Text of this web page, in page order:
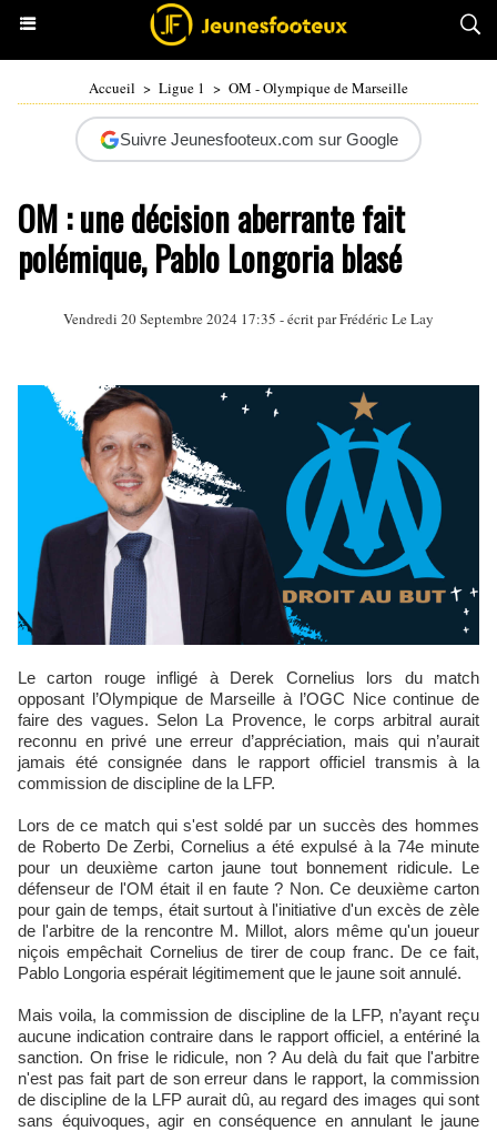
Accueil > Ligue 1 > OM - Olympique de Marseille
Suivre Jeunesfooteux.com sur Google
OM : une décision aberrante fait
polémique, Pablo Longoria blasé
Vendredi 20 Septembre 2024 17:35 - écrit parFrédéric Le Lay
Le carton rouge infligé à Derek Cornelius lors du match
opposant l’Olympique de Marseille à l’OGC Nice continue de
faire des vagues. Selon La Provence, le corps arbitral aurait
reconnu en privé une erreur d’appréciation, mais qui n’aurait
jamais été consignée dans le rapport officiel transmis à la
commission de discipline de la LFP.
Lors de ce match qui s'est soldé par un succès des hommes
de Roberto De Zerbi, Cornelius a été expulsé à la 74e minute
pour un deuxième carton jaune tout bonnement ridicule. Le
défenseur de l'OM était il en faute ? Non. Ce deuxième carton
pour gain de temps, était surtout à l'initiative d'un excès de zèle
de l'arbitre de la rencontre M. Millot, alors même qu'un joueur
niçois empêchait Cornelius de tirer de coup franc. De ce fait,
Pablo Longoria espérait légitimement que le jaune soit annulé.
Mais voila, la commission de discipline de la LFP, n’ayant reçu
aucune indication contraire dans le rapport officiel, a entériné la
sanction. On frise le ridicule, non ? Au delà du fait que l'arbitre
n'est pas fait part de son erreur dans le rapport, la commission
de discipline de la LFP aurait dû, au regard des images qui sont
sans équivoques, agir en conséquence en annulant le jaune